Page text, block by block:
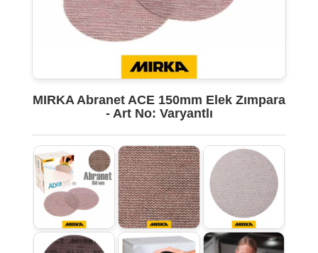
MIRKA Abranet ACE 150mm Elek Zımpara
- Art No: Varyantlı